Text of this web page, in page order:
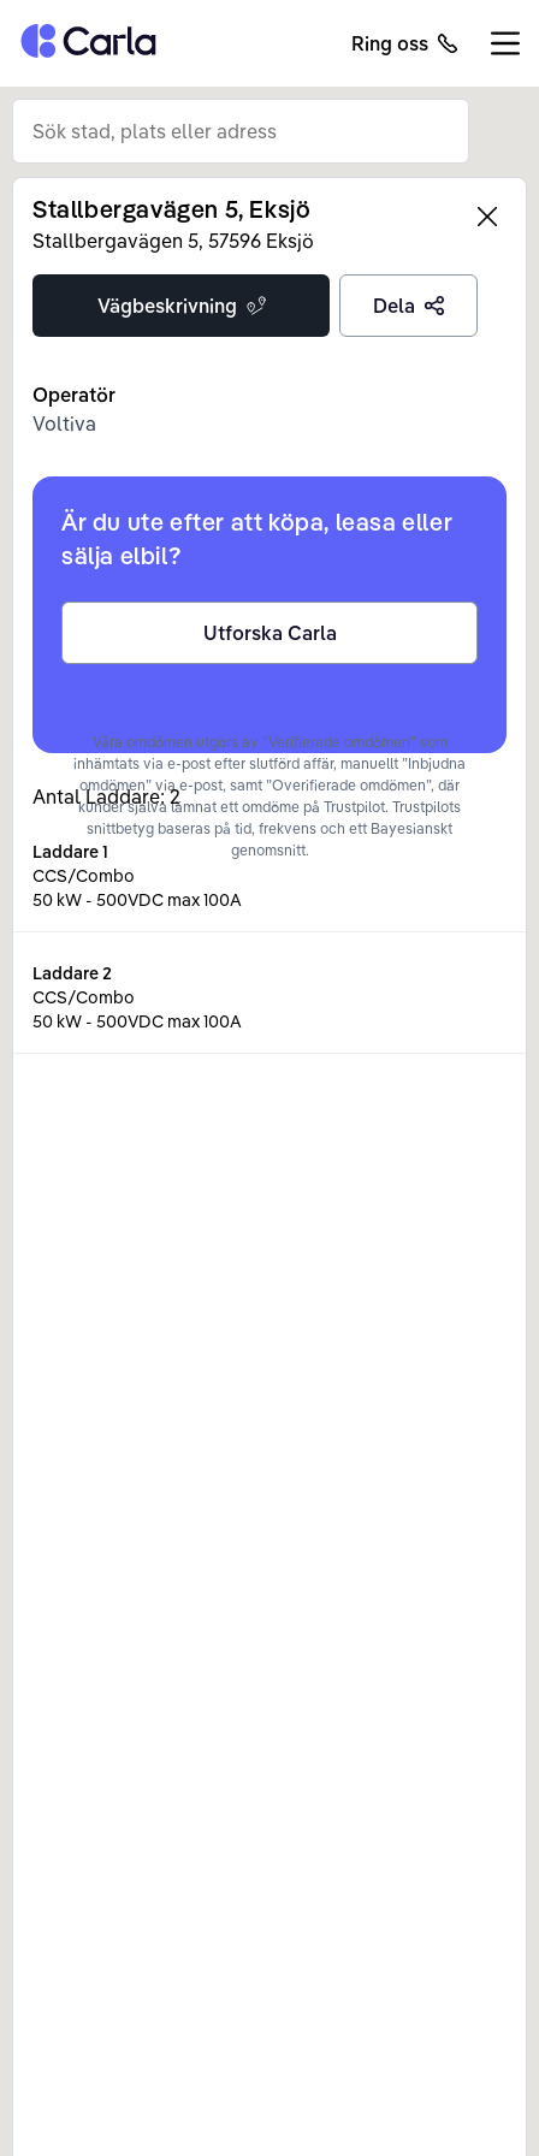
Tillbaka till startsidan Ring oss
Left
Stallbergavägen 5, Eksjö
Stallbergavägen 5, 57596 Eksjö
Vägbeskrivning Dela
Operatör
Voltiva
Är du ute efter att köpa, leasa eller
sälja elbil?
Utforska Carla
Våra omdömen utgörs av ”Verifierade omdömen” som
inhämtats via e-post efter slutförd affär, manuellt ”Inbjudna
omdömen” via e-post, samt ”Overifierade omdömen”, där
kunder själva lämnat ett omdöme på Trustpilot. Trustpilots
snittbetyg baseras på tid, frekvens och ett Bayesianskt
genomsnitt.
Antal Laddare:2
Laddare1
CCS/Combo
50 kW - 500VDC max 100A
Laddare2
CCS/Combo
50 kW - 500VDC max 100A